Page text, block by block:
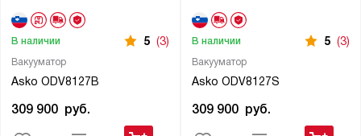
Вакууматор
Asko ODV8127B
В наличии 5 (3)
309 900 руб.
Вакууматор
Asko ODV8127S
В наличии 5 (3)
309 900 руб.